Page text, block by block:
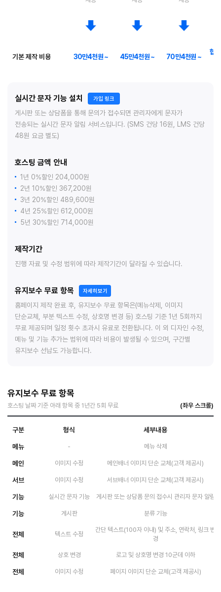
기본 제작 비용 30만4천원 ~ 45만4천원 ~ 70만4천원 ~
협
실시간 문자 기능 설치 가입 링크
게시판 또는 상담폼을 통해 문의가 접수되면 관리자에게 문자가
전송되는 실시간 문자 알림 서비스입니다. (SMS 건당 16원, LMS 건당
48원 요금 별도)
호스팅 금액 안내
1년 0%할인 204,000원
2년 10%할인 367,200원
3년 20%할인 489,600원
4년 25%할인 612,000원
5년 30%할인 714,000원
제작기간
진행 자료 및 수정 범위에 따라 제작기간이 달라질 수 있습니다.
유지보수 무료 항목 자세히보기
홈페이지 제작 완료 후, 유지보수 무료 항목은(메뉴삭제, 이미지
단순교체, 부분 텍스트 수정, 상호명 변경 등) 호스팅 기준 1년 5회까지
무료 제공되며 일정 횟수 초과시 유료로 전환됩니다. 이 외 디자인 수정,
메뉴 및 기능 추가는 범위에 따라 비용이 발생될 수 있으며, 구간별
유지보수 선납도 가능합니다.
유지보수 무료 항목
호스팅 날짜 기준 아래 항목 중 1년간 5회 무료
구분 형식 세부내용
메뉴 - 메뉴 삭제
메인 이미지 수정 메인배너 이미지 단순 교체(고객 제공시)
서브 이미지 수정 서브배너 이미지 단순 교체(고객 제공시)
기능 실시간 문자 기능 게시판 또는 상담폼 문의 접수시 관리자 문자 알림
기능 게시판 분류 기능
전체 텍스트 수정
간단 텍스트(100자 이내) 및 주소, 연락처, 링크 변
경
전체 상호 변경 로고 및 상호명 변경 10군데 이하
전체 이미지 수정 페이지 이미지 단순 교체(고객 제공시)